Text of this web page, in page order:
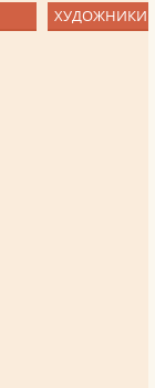
ХУДОЖНИКИ